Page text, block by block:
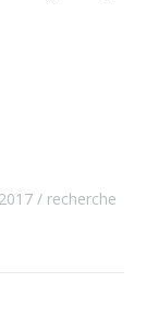
recherche